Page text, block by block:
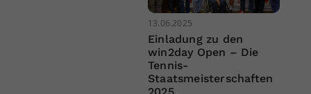
13.06.2025
Einladung zu den
win2day Open – Die
Tennis-
Staatsmeisterschaften